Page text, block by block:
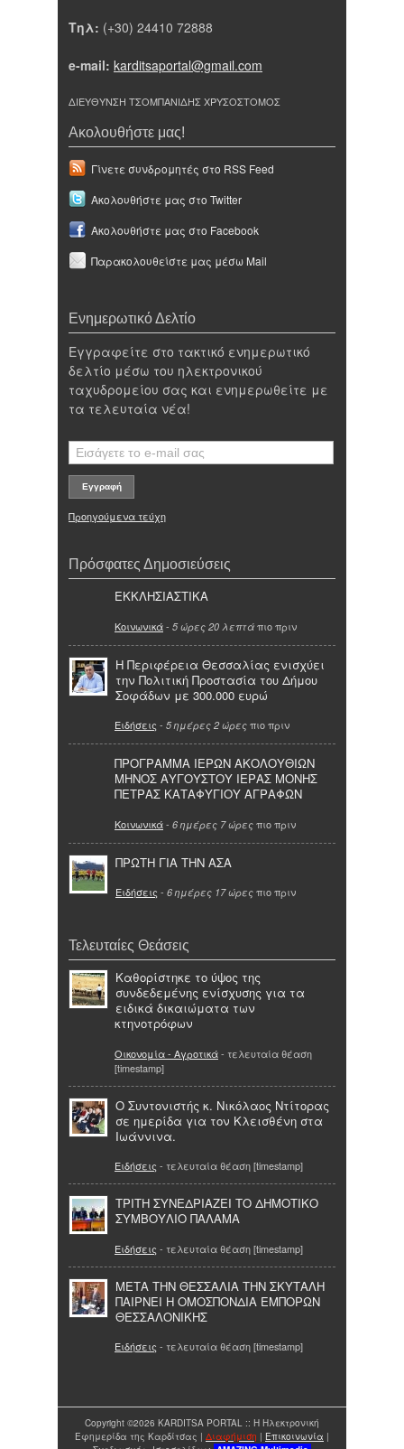
Τηλ: (+30) 24410 72888
e-mail: karditsaportal@gmail.com
ΔΙΕΥΘΥΝΣΗ ΤΣΟΜΠΑΝΙΔΗΣ ΧΡΥΣΟΣΤΟΜΟΣ
Ακολουθήστε μας!
Γίνετε συνδρομητές στο RSS Feed
Ακολουθήστε μας στο Twitter
Ακολουθήστε μας στο Facebook
Παρακολουθείστε μας μέσω Mail
Ενημερωτικό Δελτίο
Εγγραφείτε στο τακτικό ενημερωτικό
δελτίο μέσω του ηλεκτρονικού
ταχυδρομείου σας και ενημερωθείτε με
τα τελευταία νέα!
Προηγούμενα τεύχη
Πρόσφατες Δημοσιεύσεις
ΕΚΚΛΗΣΙΑΣΤΙΚΑ
Κοινωνικά- 5 ώρες 20 λεπτά πιο πριν
Η Περιφέρεια Θεσσαλίας ενισχύει
την Πολιτική Προστασία του Δήμου
Σοφάδων με 300.000 ευρώ
Ειδήσεις - 5 ημέρες 2 ώρες πιο πριν
ΠΡΟΓΡΑΜΜΑ ΙΕΡΩΝ ΑΚΟΛΟΥΘΙΩΝ
ΜΗΝΟΣ ΑΥΓΟΥΣΤΟΥ ΙΕΡΑΣ ΜΟΝΗΣ
ΠΕΤΡΑΣ ΚΑΤΑΦΥΓΙΟΥ ΑΓΡΑΦΩΝ
Κοινωνικά- 6 ημέρες 7 ώρες πιο πριν
ΠΡΩΤΗ ΓΙΑ ΤΗΝ ΑΣΑ
Ειδήσεις - 6 ημέρες 17 ώρες πιο πριν
Τελευταίες Θεάσεις
Καθορίστηκε το ύψος της
συνδεδεμένης ενίσχυσης για τα
ειδικά δικαιώματα των
κτηνοτρόφων
Οικονομία - Αγροτικά- τελευταία θέαση
[timestamp]
O Συντονιστής κ. Νικόλαος Ντίτορας
σε ημερίδα για τον Κλεισθένη στα
Ιωάννινα.
Ειδήσεις - τελευταία θέαση [timestamp]
ΤΡΙΤΗ ΣΥΝΕΔΡΙΑΖΕΙ ΤΟ ΔΗΜΟΤΙΚΟ
ΣΥΜΒΟΥΛΙΟ ΠΑΛΑΜΑ
Ειδήσεις - τελευταία θέαση [timestamp]
ΜΕΤΑ ΤΗΝ ΘΕΣΣΑΛΙΑ ΤΗΝ ΣΚΥΤΑΛΗ
ΠΑΙΡΝΕΙ Η ΟΜΟΣΠΟΝΔΙΑ ΕΜΠΟΡΩΝ
ΘΕΣΣΑΛΟΝΙΚΗΣ
Ειδήσεις - τελευταία θέαση [timestamp]
Copyright ©2026 KARDITSA PORTAL :: Η Ηλεκτρονική
Εφημερίδα της Καρδίτσας | Διαφήμιση | Επικοινωνία |